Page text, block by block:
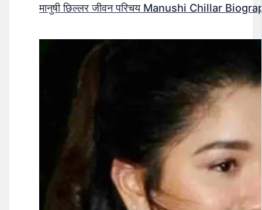
मानुषी छिल्लर जीवन परिचय Manushi Chillar